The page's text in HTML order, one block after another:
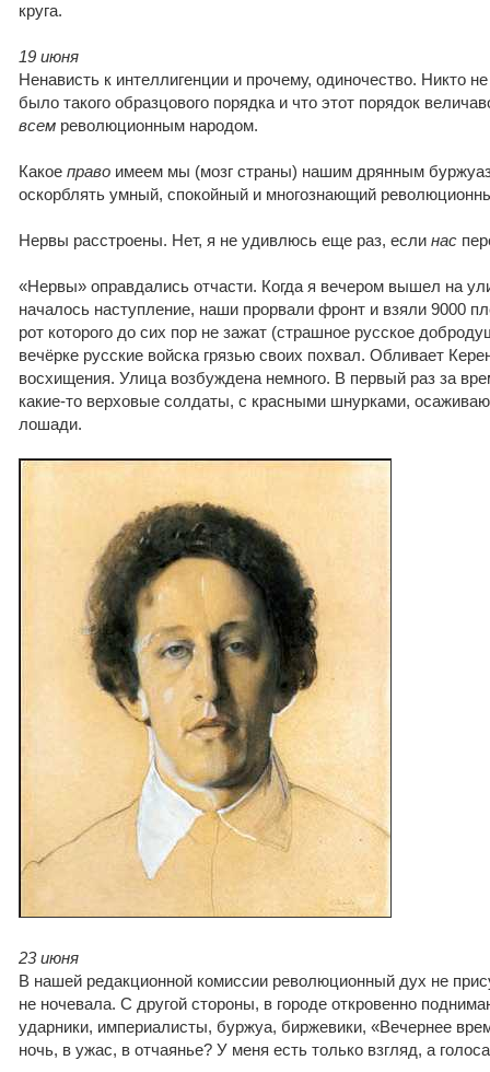
круга.
19 июня
Ненависть к интеллигенции и прочему, одиночество. Никто
было такого образцового порядка и что этот порядок
всем революционным народом.
Какое право имеем мы (мозг страны) нашим дрянным
оскорблять умный, спокойный и многознающий
Нервы расстроены. Нет, я не удивлюсь еще раз, если нас
«Нервы» оправдались отчасти. Когда я вечером вышел на
началось наступление, наши прорвали фронт и взяли 9000
рот которого до сих пор не зажат (страшное русское
вечёрке русские войска грязью своих похвал. Обливает
восхищения. Улица возбуждена немного. В первый раз за
какие-то верховые солдаты, с красными шнурками,
лошади.
23 июня
В нашей редакционной комиссии революционный дух не
не ночевала. С другой стороны, в городе откровенно
ударники, империалисты, буржуа, биржевики, «Вечернее
ночь, в ужас, в отчаянье? У меня есть только взгляд, а